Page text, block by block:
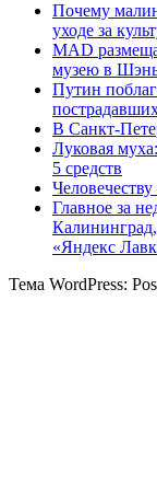
Почему
уходе за
MAD
музею в
Путин
В Санкт-
Луковая
5 средств
Главное за
«Яндекс
Тема WordPress: